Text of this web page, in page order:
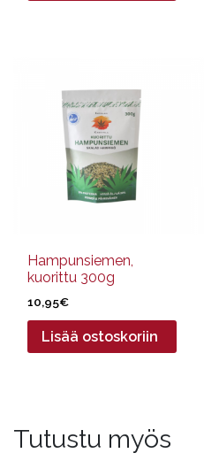
Hampunsiemen,
kuorittu 300g
10,95€
Lisää ostoskoriin
Tutustu myös